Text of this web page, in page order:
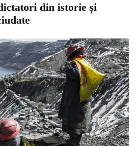
din istorie și